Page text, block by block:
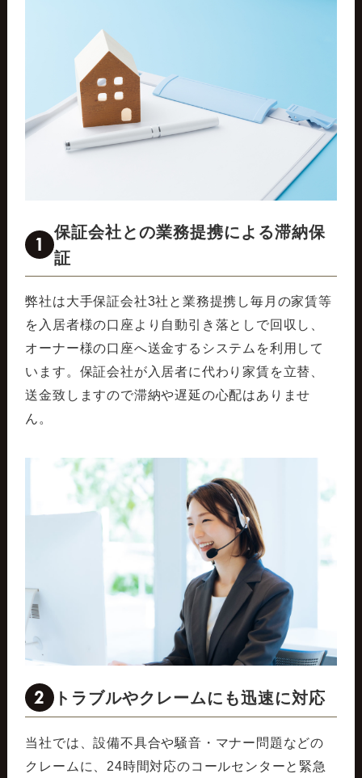
1
保証会社との業務提携による滞納保
証
弊社は大手保証会社3社と業務提携し毎月の家賃等
を入居者様の口座より自動引き落としで回収し、
オーナー様の口座へ送金するシステムを利用して
います。保証会社が入居者に代わり家賃を立替、
送金致しますので滞納や遅延の心配はありませ
ん。
2 トラブルやクレームにも迅速に対応
当社では、設備不具合や騒音・マナー問題などの
クレームに、24時間対応のコールセンターと緊急